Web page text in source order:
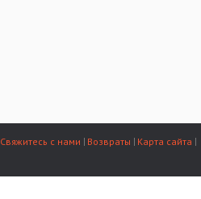
Свяжитесь с нами Возвраты Карта сайта